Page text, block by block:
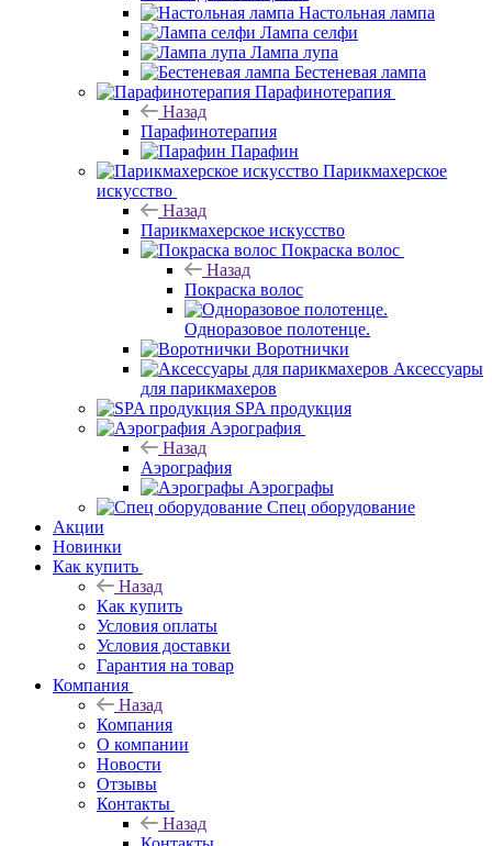
Настольная лампа
Лампа селфи
Лампа лупа
Бестеневая лампа
Парафинотерапия
Назад
Парафинотерапия
Парафин
Парикмахерское
искусство
Назад
Парикмахерское искусство
Покраска волос
Назад
Покраска волос
Одноразовое полотенце.
Воротнички
Аксессуары
для парикмахеров
SPA продукция
Аэрография
Назад
Аэрография
Аэрографы
Спец оборудование
Акции
Новинки
Как купить
Назад
Как купить
Условия оплаты
Условия доставки
Гарантия на товар
Компания
Назад
Компания
О компании
Новости
Отзывы
Контакты
Назад